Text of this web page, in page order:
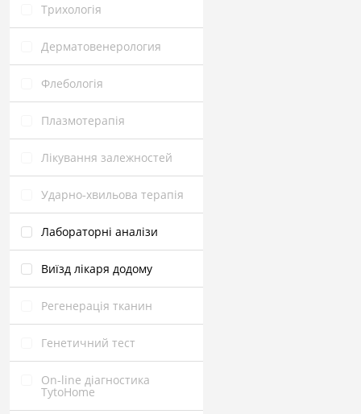
Трихологія
Дерматовенерология
Флебологія
Плазмотерапія
Лікування залежностей
Ударно‑хвильова терапія
Лабораторні аналізи
Виїзд лікаря додому
Pегенерація тканин
Генетичний тест
On‑line діагностика
TytoHome